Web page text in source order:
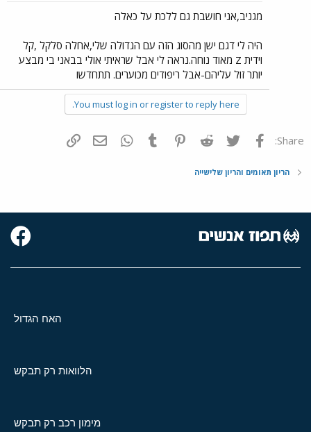
מגניב,אני חושבת גם ללכת על כאלה
היה לי דגם ישן מהסוג הזה עם הגדולה שלי,אחלה סלקל ,קל
וידית Z מאוד נוחה.נראה לי אבל שראיתי אולי בבאני בי מבצע
יותר זול עליהם-אבל ריפודים מכוערים. תתחדשו
You must log in or register to reply here.
Share: פייסבוק Twitter
Reddit
Pinterest
Tumblr
WhatsAppדואר אלקטרוני
הריון תאומים והריון שלישייה
האח הגדול
הלוואות רק תבקש
מימון רכב רק תבקש